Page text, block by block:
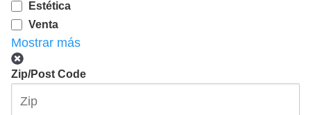
Estética
Venta
Mostrar más
Zip/Post Code